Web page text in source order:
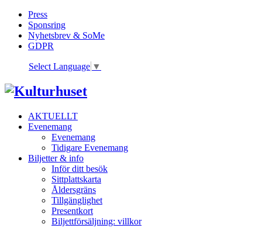
Press
Sponsring
Nyhetsbrev & SoMe
GDPR
Select Language ▼
AKTUELLT
Evenemang
Evenemang
Tidigare Evenemang
Biljetter & info
Inför ditt besök
Sittplattskarta
Åldersgräns
Tillgänglighet
Presentkort
Biljettförsäljning: villkor